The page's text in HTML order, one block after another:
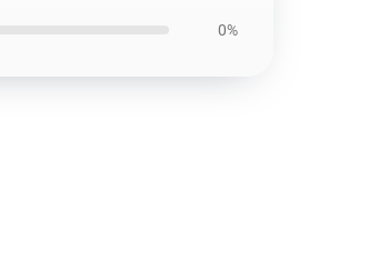
0%